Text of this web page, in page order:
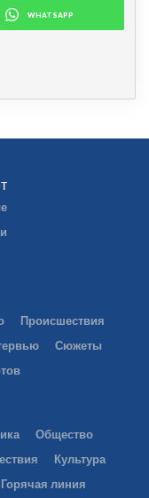
WHATSAPP
Происшествия
Сюжеты
Общество
Культура
Горячая линия